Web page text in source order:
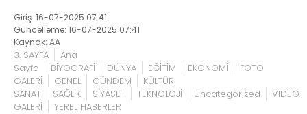
Giriş: 16-07-2025 07:41
Güncelleme: 16-07-2025 07:41
Kaynak: AA
3. SAYFA
Ana
Sayfa
BİYOGRAFİ DÜNYA EĞİTİM EKONOMİ
FOTO
GALERİ
GENEL GÜNDEM
KÜLTÜR
SANAT
SAĞLIK SİYASET TEKNOLOJİ Uncategorized
VIDEO
GALERİ
YEREL HABERLER